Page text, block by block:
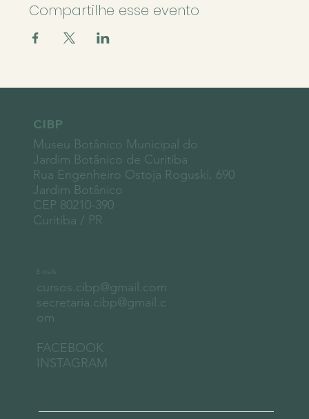
Compartilhe esse evento
CIBP
Museu Botânico Municipal do
Jardim Botânico de Curitiba
Rua Engenheiro Ostoja Roguski, 690
Jardim Botânico
CEP 80210-390
Curitiba / PR
cursos.cibp@gmail.com
secretaria.cibp@gmail.c
om
FACEBOOK
INSTAGRAM
E-mails